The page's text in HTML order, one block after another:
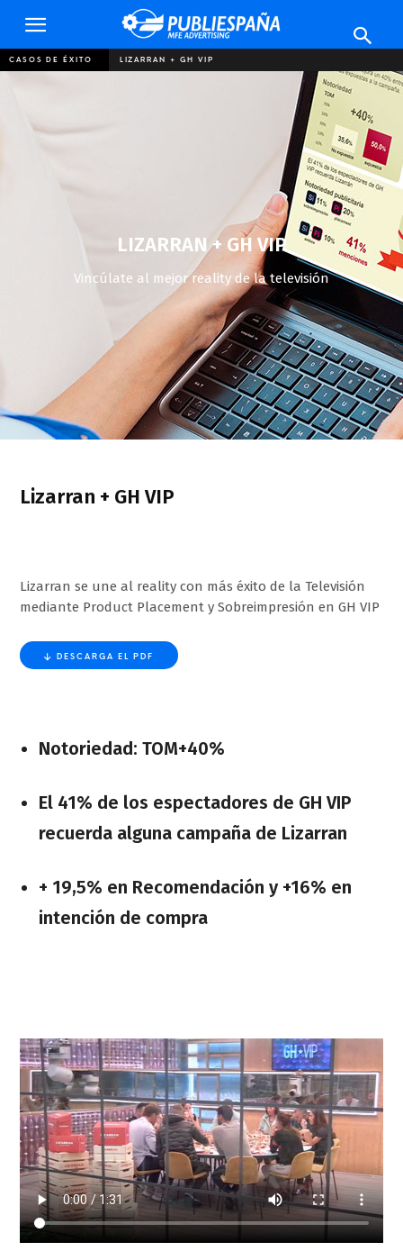
Publiespaña
CASOS DE ÉXITO LIZARRAN + GH VIP
LIZARRAN + GH VIP
Vincúlate al mejor reality de la televisión
Lizarran + GH VIP
Lizarran se une al reality con más éxito de la Televisión
mediante Product Placement y Sobreimpresión en GH VIP
DESCARGA EL PDF
Notoriedad: TOM+40%
El 41% de los espectadores de GH VIP
recuerda alguna campaña de Lizarran
+ 19,5% en Recomendación y +16% en
intención de compra